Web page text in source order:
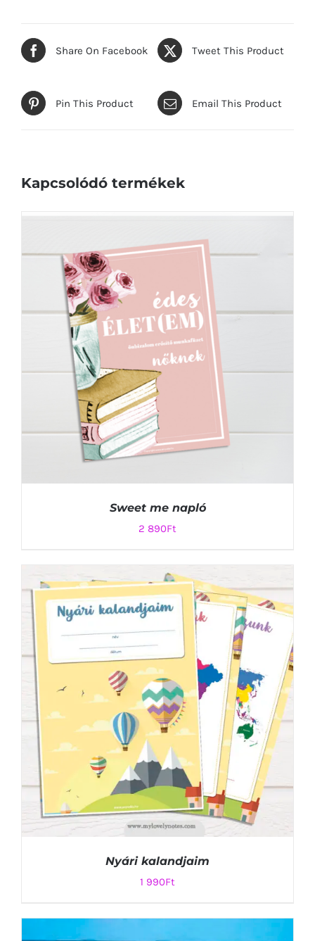
Share On Facebook Tweet This Product
Pin This Product Email This Product
Kapcsolódó termékek
KOSÁRBA TESZEM
/
Sweet me napló
2 890Ft
Nyári kalandjaim
1 990Ft